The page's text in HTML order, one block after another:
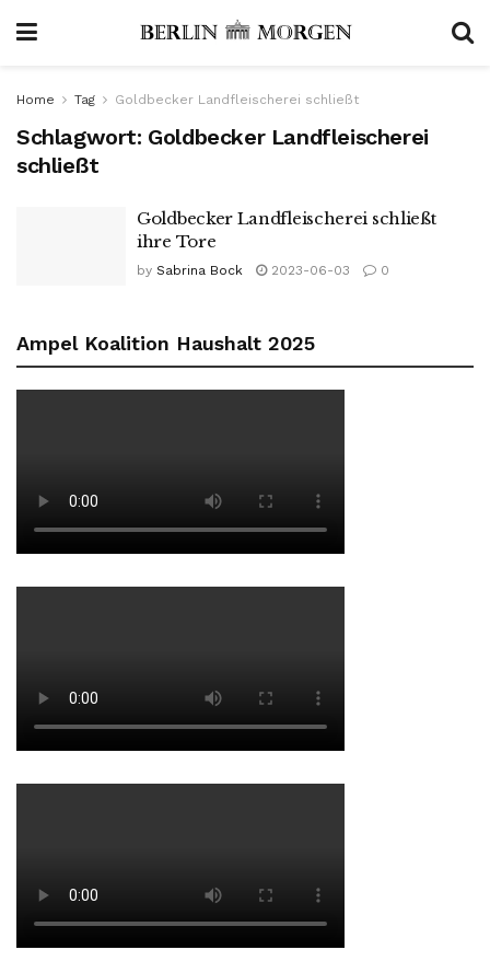
Home Tag Goldbecker Landfleischerei schließt
Schlagwort: Goldbecker Landfleischerei
schließt
Goldbecker Landfleischerei schließt
ihre Tore
by Sabrina Bock 2023-06-03 0
Ampel Koalition Haushalt 2025